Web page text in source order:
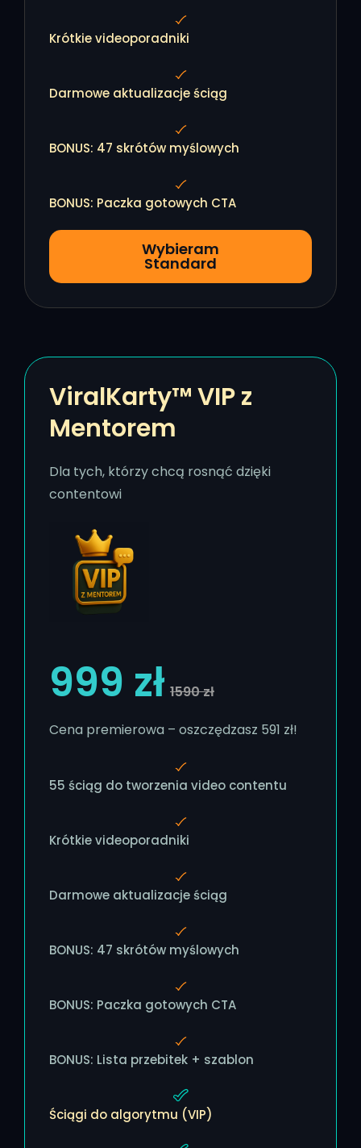
Krótkie videoporadniki
Darmowe aktualizacje ściąg
BONUS: 47 skrótów myślowych
BONUS: Paczka gotowych CTA
Wybieram
Standard
ViralKarty™ VIP z
Mentorem
Dla tych, którzy chcą rosnąć dzięki
contentowi
999 zł 1590 zł
Cena premierowa – oszczędzasz 591 zł!
55 ściąg do tworzenia video contentu
Krótkie videoporadniki
Darmowe aktualizacje ściąg
BONUS: 47 skrótów myślowych
BONUS: Paczka gotowych CTA
BONUS: Lista przebitek + szablon
Ściągi do algorytmu (VIP)